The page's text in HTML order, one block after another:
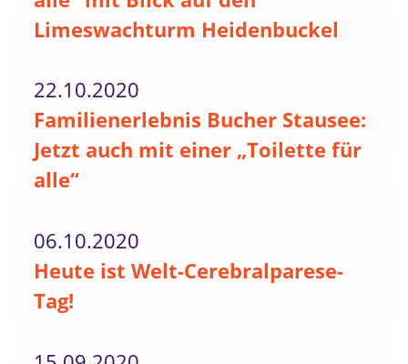
Limeswachturm Heidenbuckel
22.10.2020
Familienerlebnis Bucher Stausee:
Jetzt auch mit einer „Toilette für
alle“
06.10.2020
Heute ist Welt-Cerebralparese-
Tag!